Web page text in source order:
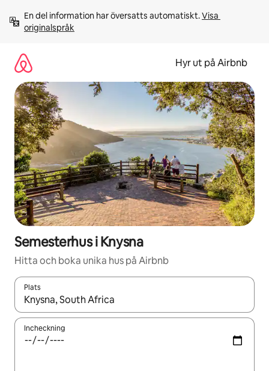
innehåll
En del information har översatts automatiskt. Visa
originalspråk
Hyr ut på Airbnb
Semesterhus i Knysna
Hitta och boka unika hus på Airbnb
Plats
När resultaten är tillgängliga kan du navigera med upp- och
Incheckning